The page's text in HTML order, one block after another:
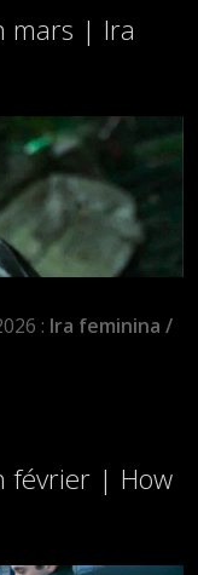
mars | Ira
: Ira feminina /
février | How